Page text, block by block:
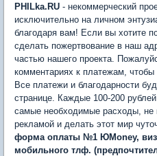
PHILka.RU - некоммерческий
исключительно на личном
благодаря вам! Если вы хотите
сделать пожертвование в наш
частью нашего проекта.
комментариях к платежам,
Все платежи и благодарности
странице. Каждые 100-200
самые необходимые расходы, не
рекламой и делать этот мир
форма оплаты №1 ЮMoney,
мобильного тлф.